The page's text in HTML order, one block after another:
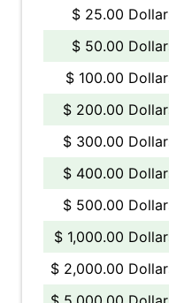
$ 25.00
$ 50.00
$ 100.00
$ 200.00
$ 300.00
$ 400.00
$ 500.00
$ 1,000.00
$ 2,000.00